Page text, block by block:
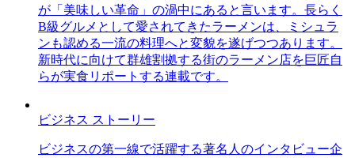
が「美味しい革命」の渦中にあると言います。長らく
B級グルメとして愛されてきたラーメンは、ミシュラ
ンも認める一流の料理へと変貌を遂げつつあります。
新時代に向けて群雄割拠する街のラーメン店を巨匠自
らが実食リポートする連載です。
ビジネス ストーリー
ビジネスの第一線で活躍する著名人のインタビュー企